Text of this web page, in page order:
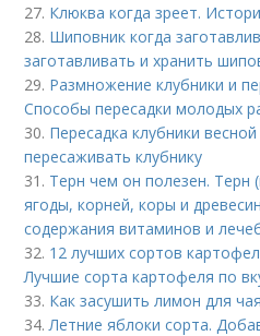
27. Клюква когда зреет.
28. Шиповник когда
заготавливать и хранить
29. Размножение клубники и
Способы пересадки молодых
30. Пересадка клубники
пересаживать клубнику
31. Терн чем он полезен. Терн
ягоды, корней, коры и
содержания витаминов и
32. 12 лучших сортов
Лучшие сорта картофеля по
33. Как засушить лимон для
34.Летние яблоки сорта.